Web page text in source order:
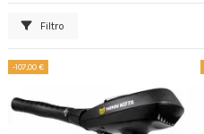
Filtro
-107,00 €